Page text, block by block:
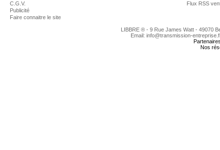
C.G.V.
Publicité
Faire connaitre le site
Flux RSS
LIBBRE ® - 9 Rue James Watt - 49070
Email: info@transmission-
Nos